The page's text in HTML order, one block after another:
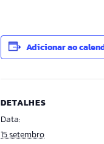
Adicionar ao
DETALHES
Data:
15 setembro